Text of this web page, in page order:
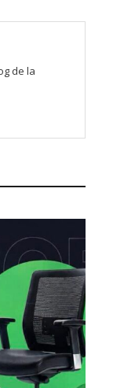
de la